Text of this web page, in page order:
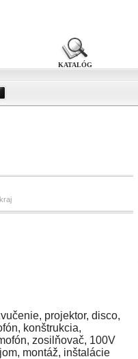
KATALÓG
projektor, disco,
konštrukcia,
zosilňovač, 100V
montáž, inštalácie